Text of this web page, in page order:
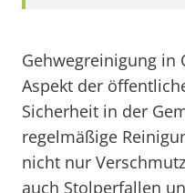
Gehwegreinigung
Aspekt der
Sicherheit in der
regelmäßige
nicht nur
auch Stolperfallen